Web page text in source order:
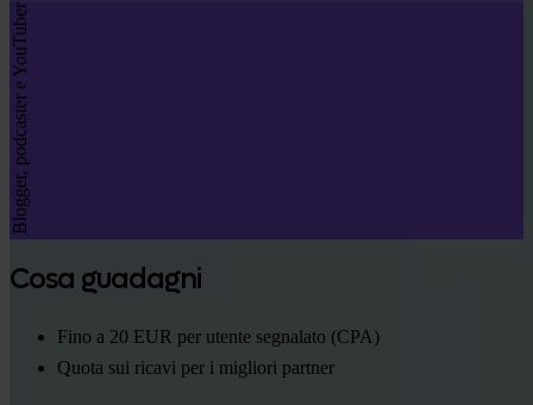
Blogger, podcaster e YouTuber
Cosa guadagni
Fino a 20 EUR per utente segnalato (CPA)
Quota sui ricavi per i migliori partner